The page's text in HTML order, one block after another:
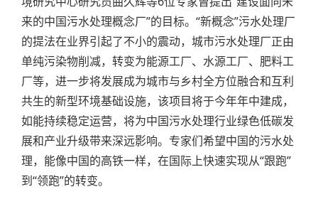
来的中国污水处理概念厂”的目标。“新概念”污水处理厂
的提法在业界引起了不小的震动，城市污水处理厂正由
单纯污染物削减，转变为能源工厂、水源工厂、肥料工
厂等，进一步将发展成为城市与乡村全方位融合和互利
共生的新型环境基础设施，该项目将于今年年中建成，
如能持续稳定运营，将为中国污水处理行业绿色低碳发
展和产业升级带来深远影响。专家们希望中国的污水处
理，能像中国的高铁一样，在国际上快速实现从“跟跑”
到“领跑”的转变。